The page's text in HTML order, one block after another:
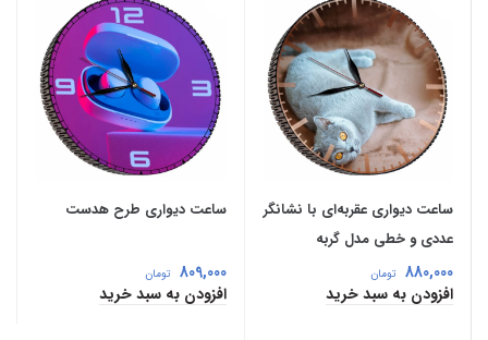
ساعت دیواری عقربه‌ای با نشانگر
عددی و خطی مدل گربه
880,000 تومان
افزودن به سبد خرید
ساعت دیواری طرح هدست
809,000 تومان
افزودن به سبد خرید